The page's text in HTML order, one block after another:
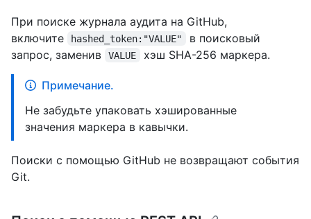
При поиске журнала аудита на GitHub,
включите
hashed_token:"VALUE"
в поисковый
запрос, заменив
VALUE хэш SHA-256 маркера.
Примечание.
Не забудьте упаковать хэшированные
значения маркера в кавычки.
Поиски с помощью GitHub не возвращают события
Git.